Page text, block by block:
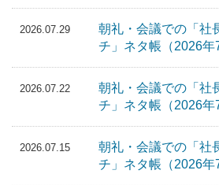
2026.07.29
朝礼・会議での「社
チ」ネタ帳（2026年
2026.07.22
朝礼・会議での「社
チ」ネタ帳（2026年
2026.07.15
朝礼・会議での「社
チ」ネタ帳（2026年